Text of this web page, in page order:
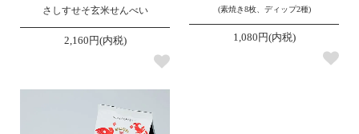
さしすせそ玄米せんべい
2,160円(内税)
(素焼き8枚、ディップ2種)
1,080円(内税)